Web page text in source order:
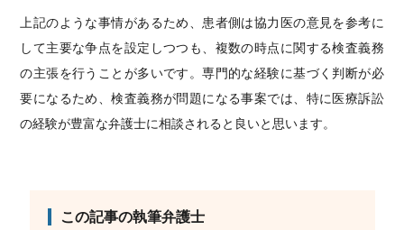
上記のような事情があるため、患者側は協力医の意見を参考に
して主要な争点を設定しつつも、複数の時点に関する検査義務
の主張を行うことが多いです。専門的な経験に基づく判断が必
要になるため、検査義務が問題になる事案では、特に医療訴訟
の経験が豊富な弁護士に相談されると良いと思います。
この記事の執筆弁護士